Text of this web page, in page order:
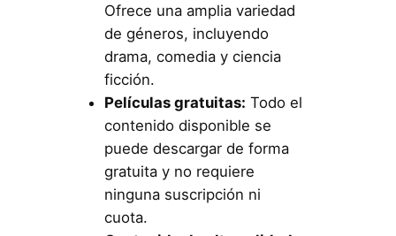
Ofrece una amplia variedad
de géneros, incluyendo
drama, comedia y ciencia
ficción.
Películas gratuitas: Todo el
contenido disponible se
puede descargar de forma
gratuita y no requiere
ninguna suscripción ni
cuota.